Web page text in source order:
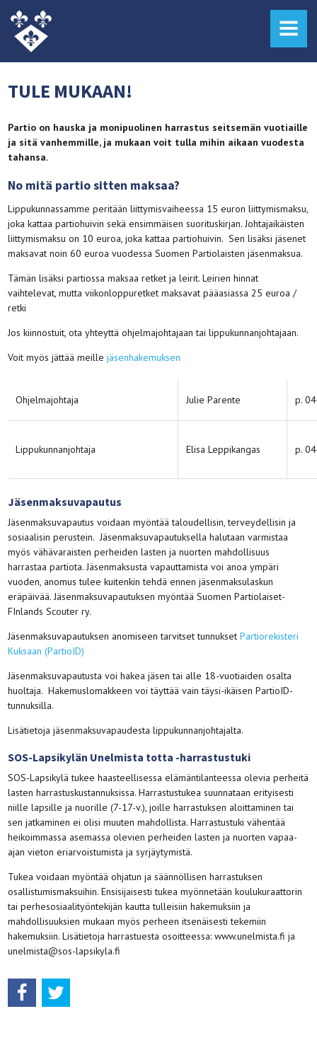
MENU
TULE MUKAAN!
Partio on hauska ja monipuolinen harrastus seitsemän vuotiaille
ja sitä vanhemmille, ja mukaan voit tulla mihin aikaan vuodesta
tahansa.
No mitä partio sitten maksaa?
Lippukunnassamme peritään liittymisvaiheessa 15 euron liittymismaksu,
joka kattaa partiohuivin sekä ensimmäisen suorituskirjan. Johtajaikäisten
liittymismaksu on 10 euroa, joka kattaa partiohuivin. Sen lisäksi jäsenet
maksavat noin 60 euroa vuodessa Suomen Partiolaisten jäsenmaksua.
Tämän lisäksi partiossa maksaa retket ja leirit. Leirien hinnat
vaihtelevat, mutta viikonloppuretket maksavat pääasiassa 25 euroa /
retki
Jos kiinnostuit, ota yhteyttä ohjelmajohtajaan tai lippukunnanjohtajaan.
Voit myös jättää meillejäsenhakemuksen
Ohjelmajohtaja Julie Parente p.
Lippukunnanjohtaja Elisa Leppikangas p.
Jäsenmaksuvapautus
Jäsenmaksuvapautus voidaan myöntää taloudellisin, terveydellisin ja
sosiaalisin perustein. Jäsenmaksuvapautuksella halutaan varmistaa
myös vähävaraisten perheiden lasten ja nuorten mahdollisuus
harrastaa partiota. Jäsenmaksusta vapauttamista voi anoa ympäri
vuoden, anomus tulee kuitenkin tehdä ennen jäsenmaksulaskun
eräpäivää. Jäsenmaksuvapautuksen myöntää Suomen Partiolaiset-
FInlands Scouter ry.
Jäsenmaksuvapautuksen anomiseen tarvitset tunnuksetPartiorekisteri
Kuksaan (PartioID)
Jäsenmaksuvapautusta voi hakea jäsen tai alle 18-vuotiaiden osalta
huoltaja. Hakemuslomakkeen voi täyttää vain täysi-ikäisen PartioID-
tunnuksilla.
Lisätietoja jäsenmaksuvapaudesta lippukunnanjohtajalta.
SOS-Lapsikylän Unelmista totta -harrastustuki
SOS-Lapsikylä tukee haasteellisessa elämäntilanteessa olevia perheitä
lasten harrastuskustannuksissa. Harrastustukea suunnataan erityisesti
niille lapsille ja nuorille (7-17-v.), joille harrastuksen aloittaminen tai
sen jatkaminen ei olisi muuten mahdollista. Harrastustuki vähentää
heikoimmassa asemassa olevien perheiden lasten ja nuorten vapaa-
ajan vieton eriarvoistumista ja syrjäytymistä.
Tukea voidaan myöntää ohjatun ja säännöllisen harrastuksen
osallistumismaksuihin. Ensisijaisesti tukea myönnetään koulukuraattorin
tai perhesosiaalityöntekijän kautta tulleisiin hakemuksiin ja
mahdollisuuksien mukaan myös perheen itsenäisesti tekemiin
hakemuksiin. Lisätietoja harrastuesta osoitteessa: www.unelmista.fi ja
unelmista@sos-lapsikyla.fi